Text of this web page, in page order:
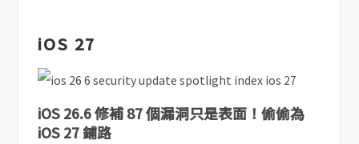
iOS 27
iOS 26.6 修補 87 個漏洞只是表面！偷偷為
iOS 27 鋪路